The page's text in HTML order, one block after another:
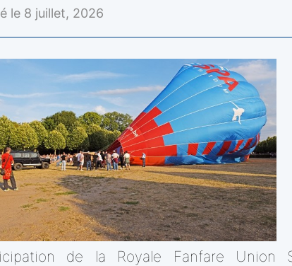
le 8 juillet, 2026
de la Royale Fanfare Union